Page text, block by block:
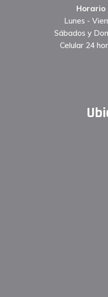
Horario
Lunes -
Sábados y
Celular 24